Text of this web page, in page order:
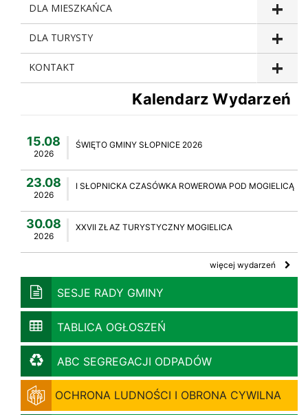
DLA MIESZKAŃCA
DLA TURYSTY
KONTAKT
Kalendarz Wydarzeń
15.08
2026
ŚWIĘTO GMINY SŁOPNICE 2026
23.08
2026
I SŁOPNICKA CZASÓWKA ROWEROWA POD MOGIELICĄ
30.08
2026
XXVII ZŁAZ TURYSTYCZNY MOGIELICA
więcej wydarzeń
SESJE RADY GMINY
TABLICA OGŁOSZEŃ
ABC SEGREGACJI ODPADÓW
OCHRONA LUDNOŚCI I OBRONA CYWILNA